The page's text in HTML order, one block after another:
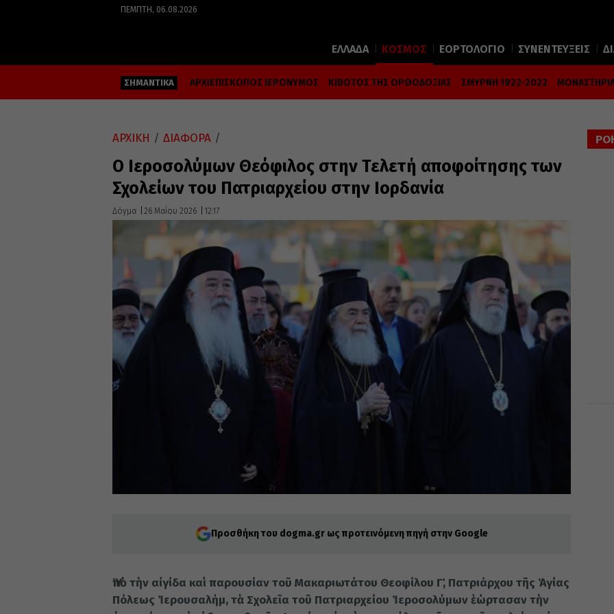
ΠΈΜΠΤΗ, 06.08.2026
ΕΛΛΑΔΑ ΚΟΣΜΟΣ ΕΟΡΤΟΛΟΓΙΟ ΣΥΝΕΝΤΕΥΞΕΙΣ
ΣΗΜΑΝΤΙΚΑ ΑΡΧΙΕΠΙΣΚΟΠΟΣ ΙΕΡΩΝΥΜΟΣ ΚΙΒΩΤΟΣ ΤΗΣ ΟΡΘΟΔΟΞΙΑΣ ΣΜΥΡΝΗ 1922-2022
ΑΡΧΙΚΗ / ΔΙΑΦΟΡΑ /
Ο Ιεροσολύμων Θεόφιλος στην Τελετή αποφοίτησης των
Σχολείων του Πατριαρχείου στην Ιορδανία
Δόγμα 26 Μαΐου 2026 12:17
Προσθήκη του dogma.gr ως προτεινόμενη πηγή στην Google
Ὑπὸ τὴν αἰγίδα καὶ παρουσίαν τοῦ Μακαριωτάτου Θεοφίλου Γ΄, Πατριάρχου τῆς Ἁγίας
Πόλεως Ἱερουσαλήμ, τὰ Σχολεῖα τοῦ Πατριαρχείου Ἱεροσολύμων ἑώρτασαν τὴν